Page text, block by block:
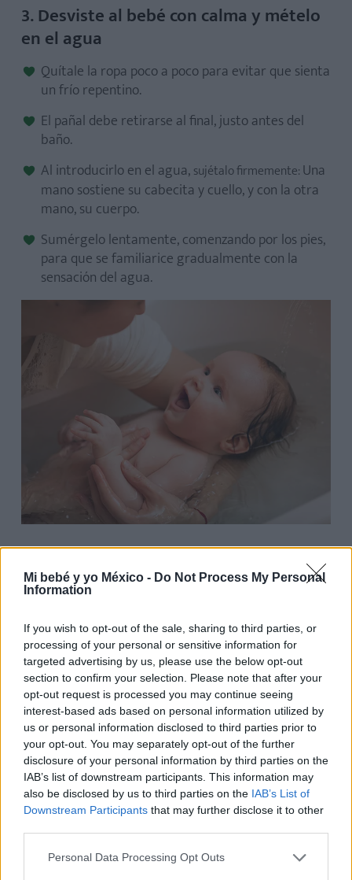
Mi bebé y yo México - Do Not Process My Personal
Information
If you wish to opt-out of the sale, sharing to third parties, or
processing of your personal or sensitive information for
targeted advertising by us, please use the below opt-out
section to confirm your selection. Please note that after your
opt-out request is processed you may continue seeing
interest-based ads based on personal information utilized by
us or personal information disclosed to third parties prior to
your opt-out. You may separately opt-out of the further
disclosure of your personal information by third parties on the
IAB’s list of downstream participants. This information may
also be disclosed by us to third parties on the IAB’s List of
Downstream Participants that may further disclose it to other
Personal Data Processing Opt Outs
3. Desviste al bebé con calma y mételo
en el agua
Quítale la ropa poco a poco para evitar que sienta
un frío repentino.
El pañal debe retirarse al final, justo antes del
baño.
Al introducirlo en el agua,sujétalo firmemente:Una
mano sostiene su cabecita y cuello, y con la otra
mano, su cuerpo.
Sumérgelo lentamente, comenzando por los pies,
para que se familiarice gradualmente con la
sensación del agua.
4. Limpieza suave del cuerpo y la
cabecita
bebé, usa la otra paraenjabonarlo suavemente.
Puedes emplear una esponja especial o simplemente
tus manos.
Zonas clave a limpiar con atención:
Pliegues del cuello.
Axilas.
Zona del pañal.